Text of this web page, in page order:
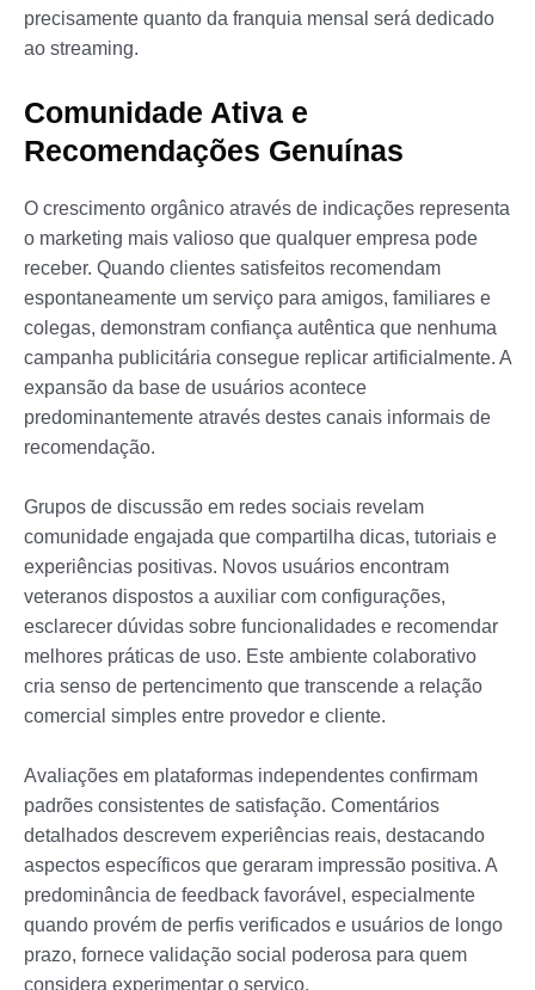
precisamente quanto da franquia mensal será dedicado
ao streaming.
Comunidade Ativa e
Recomendações Genuínas
O crescimento orgânico através de indicações representa
o marketing mais valioso que qualquer empresa pode
receber. Quando clientes satisfeitos recomendam
espontaneamente um serviço para amigos, familiares e
colegas, demonstram confiança autêntica que nenhuma
campanha publicitária consegue replicar artificialmente. A
expansão da base de usuários acontece
predominantemente através destes canais informais de
recomendação.
Grupos de discussão em redes sociais revelam
comunidade engajada que compartilha dicas, tutoriais e
experiências positivas. Novos usuários encontram
veteranos dispostos a auxiliar com configurações,
esclarecer dúvidas sobre funcionalidades e recomendar
melhores práticas de uso. Este ambiente colaborativo
cria senso de pertencimento que transcende a relação
comercial simples entre provedor e cliente.
Avaliações em plataformas independentes confirmam
padrões consistentes de satisfação. Comentários
detalhados descrevem experiências reais, destacando
aspectos específicos que geraram impressão positiva. A
predominância de feedback favorável, especialmente
quando provém de perfis verificados e usuários de longo
prazo, fornece validação social poderosa para quem
considera experimentar o serviço.